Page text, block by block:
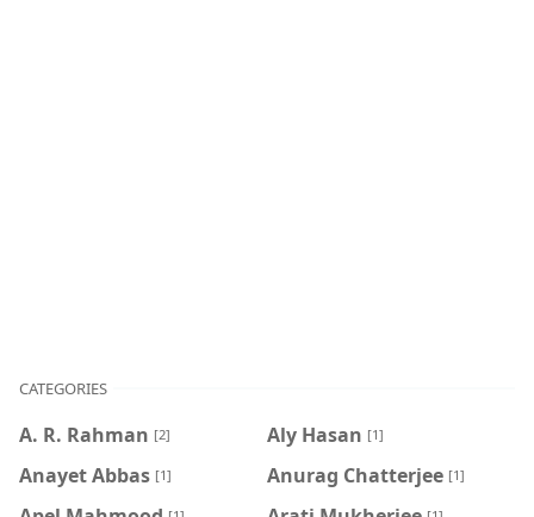
CATEGORIES
A. R. Rahman [2] Aly Hasan [1]
Anayet Abbas [1] Anurag Chatterjee [1]